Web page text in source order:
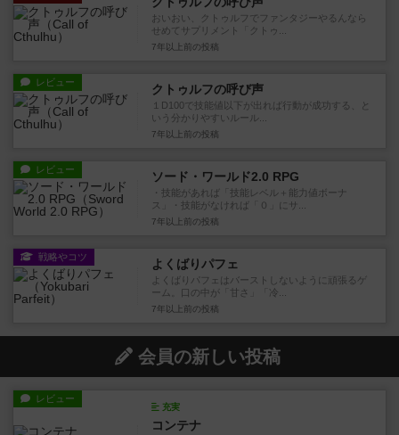
おいおい、クトゥルフでファンタジーやるんなら
せめてサプリメント「クトゥ...
7年以上前 の投稿
レビュー クトゥルフの呼び声
１D100で技能値以下が出れば行動が成功する、と
いう分かりやすいルール...
7年以上前 の投稿
レビュー ソード・ワールド2.0 RPG
・技能があれば「技能レベル＋能力値ボーナ
ス」・技能がなければ「０」にサ...
7年以上前 の投稿
戦略やコツ よくばりパフェ
よくばりパフェはバーストしないように頑張るゲ
ーム。口の中が「甘さ」「冷...
7年以上前 の投稿
会員の新しい投稿
レビュー
充実
コンテナ